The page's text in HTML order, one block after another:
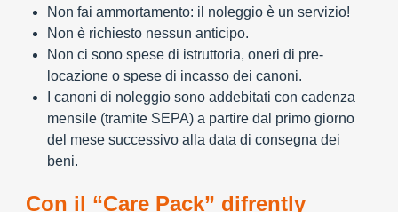
Non fai ammortamento: il noleggio è un servizio!
Non è richiesto nessun anticipo.
Non ci sono spese di istruttoria, oneri di pre-
locazione o spese di incasso dei canoni.
I canoni di noleggio sono addebitati con cadenza
mensile (tramite SEPA) a partire dal primo giorno
del mese successivo alla data di consegna dei
beni.
Con il “Care Pack” difrently